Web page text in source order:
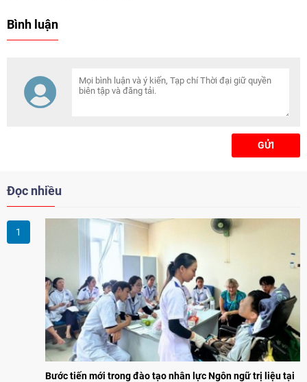
thúc đẩy hợp tác và vai trò quốc
Bình luận
GỬI
Đọc nhiều
Bước tiến mới trong đào tạo nhân lực Ngôn ngữ trị liệu tại